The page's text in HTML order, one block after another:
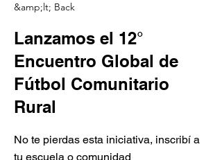
&amp;lt; Back
Lanzamos el 12°
Encuentro Global de
Fútbol Comunitario
Rural
No te pierdas esta iniciativa, inscribí a
tu escuela o comunidad